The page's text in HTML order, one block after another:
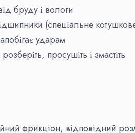
бруду і вологи
(спеціальне
ударам
просушіть і змастіть
фрикціон, відповідний